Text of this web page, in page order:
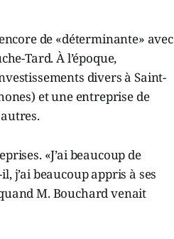
de «déterminante» avec
Tard. À l’époque,
divers à Saint-
et une entreprise de
«J’ai beaucoup de
j’ai beaucoup appris à ses
M. Bouchard venait